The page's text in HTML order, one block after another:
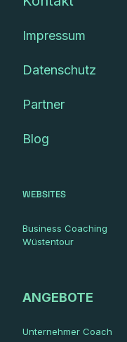
Impressum
Datenschutz
Partner
Blog
WEBSITES
Business Coaching
Wüstentour
ANGEBOTE
Unternehmer Coach